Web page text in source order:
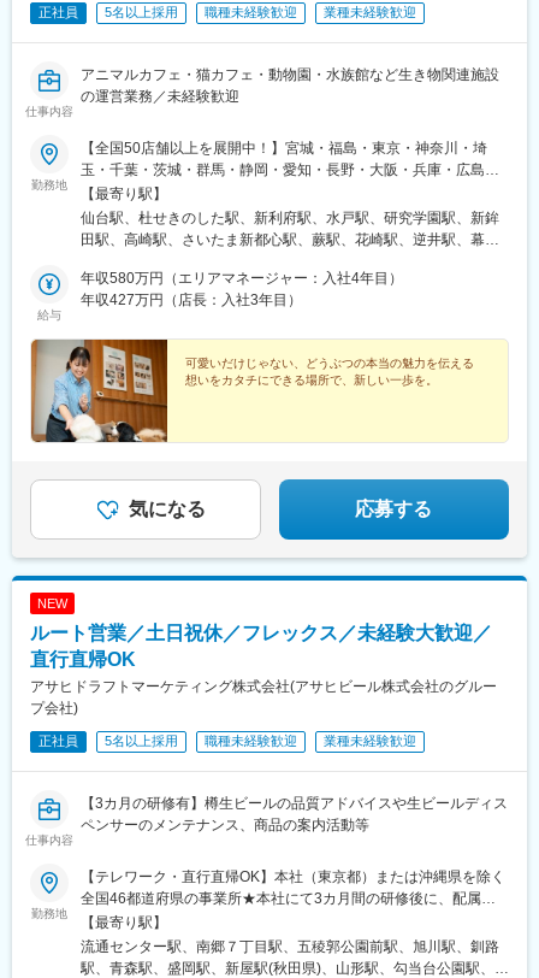
正社員 5名以上採用 職種未経験歓迎 業種未経験歓迎
仕事内容
アニマルカフェ・猫カフェ・動物園・水族館など生き物関連施設
の運営業務／未経験歓迎
勤務地
【全国50店舗以上を展開中！】宮城・福島・東京・神奈川・埼
玉・千葉・茨城・群馬・静岡・愛知・長野・大阪・兵庫・広島・
岡山・福岡・熊本・沖縄のいずれかの店舗に配属■東北エリア宮城
県／福島県★2026年11月「Cat cafe MOFF イオンモール伊達（福
島県）」NEW OPEN■関東エリア東京都／神奈川県／埼玉県／千
エリア大阪府／兵庫県★2026年7月「Dog Cafe MOFF ららぽーと
堺店」NEW OPEN（ドッグトレーナー経験者積極採用）■中国四
県★今年4月に沖縄に2店舗目OPEN※現在店舗がないエリアにも、
新店舗出店の可能性があります。【研修期間中は以下の店舗に勤
務】■Cat Cafe MOFF グランベリーパーク店東京都町田市鶴間3-4-
1 グランベリーパーク3F■Moff animal cafe ららぽーと堺店大阪府
堺市美原区黒山22-1 ららぽーと堺3F
【最寄り駅】
仙台駅、杜せきのした駅、新利府駅、水戸駅、研究学園駅、新鉾
田駅、高崎駅、さいたま新都心駅、蕨駅、花崎駅、逆井駅、幕張
王子駅、南町田グランベリーパーク駅、狭間駅、川崎駅、海老名
駅(相鉄・小田急)、汐入駅、鴨宮駅、村山駅(長野県)、静岡駅、舞
(愛知県)、日進駅(愛知県)、安城駅、天王寺駅、枚方市駅、萩原天
神駅、岡田浦駅、鳴尾・武庫川女子大前駅、稲野駅、倉敷駅、原
爆ドーム前駅、広島駅、天神川駅、商工センター入口駅、竹下
駅、唐人町駅、健軍町駅、赤嶺駅、県庁前駅(沖縄県)、仙台駅(地
下鉄)、明治神宮前駅、岩本町駅、高松駅(東京都)、京王八王子
新静岡駅、上前津駅、大曽根駅、木曽川駅、大阪阿部野橋駅、宮
之阪駅、甲子園駅、猪名寺駅、倉敷市駅、紙屋町西駅、矢賀駅、
新井口駅、美栄橋駅、あおば通駅、末広町駅(東京都)、泉体育館
駅、日吉町駅、栄駅(愛知県)、天王寺駅前駅、県庁前駅(広島県)、
猿猴橋町駅、井口駅(広島県)
給与
年収580万円（エリアマネージャー：入社4年目）
年収427万円（店長：入社3年目）
可愛いだけじゃない、どうぶつの本当の魅力を伝える
想いをカタチにできる場所で、新しい一歩を。
気になる 応募する
NEW
ルート営業／土日祝休／フレックス／未経験大歓迎／
直行直帰OK
アサヒドラフトマーケティング株式会社(アサヒビール株式会社のグルー
プ会社)
正社員 5名以上採用 職種未経験歓迎 業種未経験歓迎
仕事内容
【3カ月の研修有】樽生ビールの品質アドバイスや生ビールディス
ペンサーのメンテナンス、商品の案内活動等
勤務地
【テレワーク・直行直帰OK】本社（東京都）または沖縄県を除く
全国46都道府県の事業所★本社にて3カ月間の研修後に、配属先
の事業所を決定します★全国転勤の可能性があります★関東圏・
関西圏は積極採用中です！■北海道札幌市、函館市、旭川市、釧路
市■東北エリア青森市、盛岡市、秋田市、山形市、仙台市、郡山市
【最寄り駅】
流通センター駅、南郷７丁目駅、五稜郭公園前駅、旭川駅、釧路
駅、青森駅、盛岡駅、新屋駅(秋田県)、山形駅、勾当台公園駅、郡